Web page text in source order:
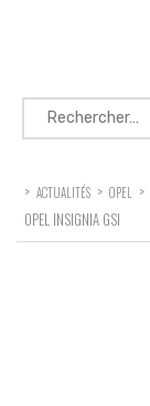
Rechercher :
> ACTUALITÉS > OPEL >
OPEL INSIGNIA GSI